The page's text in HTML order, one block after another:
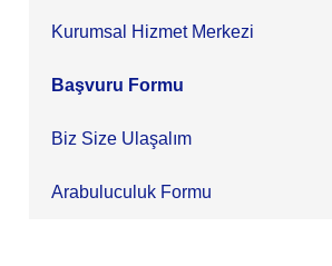
Kurumsal Hizmet Merkezi
Başvuru Formu
Biz Size Ulaşalım
Arabuluculuk Formu